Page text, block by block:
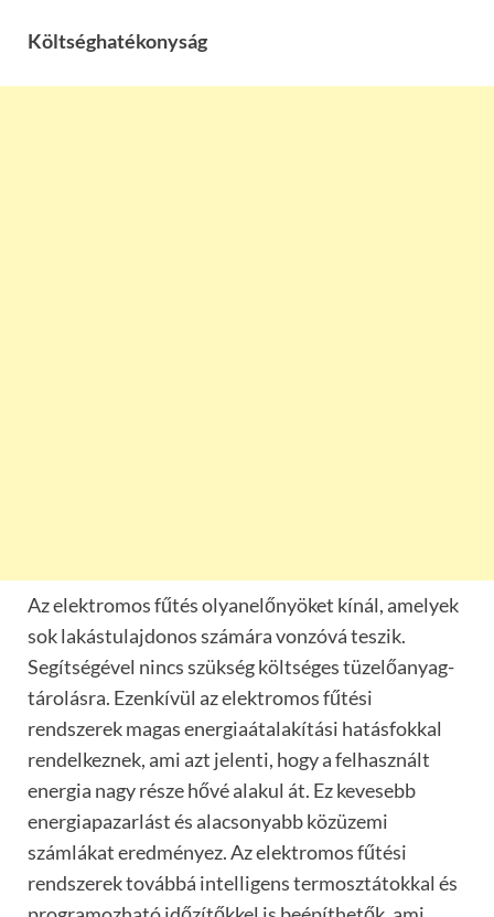
Költséghatékonyság
Az elektromos fűtés olyanelőnyöket kínál, amelyek
sok lakástulajdonos számára vonzóvá teszik.
Segítségével nincs szükség költséges tüzelőanyag-
tárolásra. Ezenkívül az elektromos fűtési
rendszerek magas energiaátalakítási hatásfokkal
rendelkeznek, ami azt jelenti, hogy a felhasznált
energia nagy része hővéalakul át. Ez kevesebb
energiapazarlástés alacsonyabb közüzemi
számlákat eredményez. Az elektromos fűtési
rendszerek továbbá intelligens termosztátokkal és